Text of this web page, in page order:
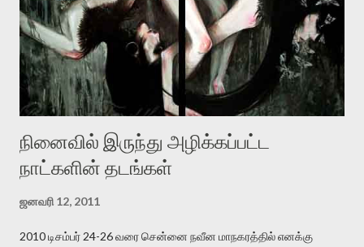
உயிர்மை அவரை தாக்க உத்தேசித்தாலும் இல்லை என்றாலும்
ஜெயமோகன் அந்த பிரமையால் தொடர்ந்து அச்சுறுத்தலுக்கு உள்ளாகி
உள்ளார். உங்களை பற்றின இந்த தாக்குதல் கூட இதன் வெளிப்பாடு தான்”.
உண்மையே! ராக்கி படத்தில் குத்துச்சண்டை வீரராக வரும் சில்வெஸ்டர்
ஓரிடத்தில் சொல்வார்: ...
நினைவில் இருந்து அழிக்கப்பட்ட
நாட்களின் தடங்கள்
ஜனவரி 12, 2011
2010 டிசம்பர் 24-26 வரை சென்னை நவீன மாநகரத்தில் எனக்கு